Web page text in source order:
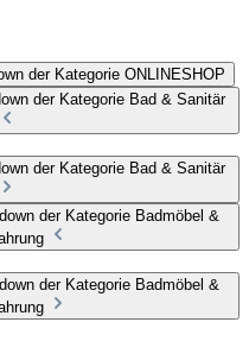
der Kategorie ONLINESHOP
der Kategorie Bad & Sanitär
der Kategorie Bad & Sanitär
der Kategorie Badmöbel &
der Kategorie Badmöbel &